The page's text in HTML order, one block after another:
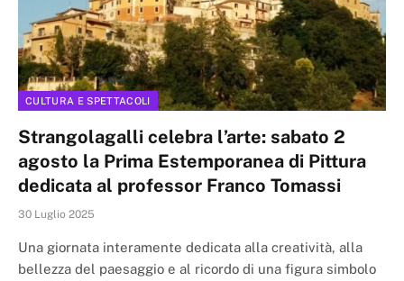
CULTURA E SPETTACOLI
Strangolagalli celebra l’arte: sabato 2
agosto la Prima Estemporanea di Pittura
dedicata al professor Franco Tomassi
30 Luglio 2025
Una giornata interamente dedicata alla creatività, alla
bellezza del paesaggio e al ricordo di una figura simbolo